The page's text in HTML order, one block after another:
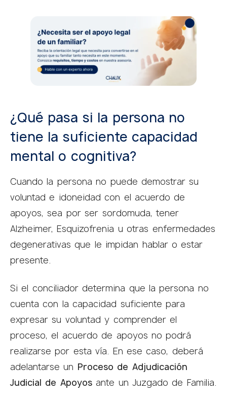
¿Qué pasa si la persona no
tiene la suficiente capacidad
mental o cognitiva?
Cuando la persona no puede demostrar su
voluntad e idoneidad con el acuerdo de
apoyos, sea por ser sordomuda, tener
Alzheimer, Esquizofrenia u otras enfermedades
degenerativas que le impidan hablar o estar
presente.
Si el conciliador determina que la persona no
cuenta con la capacidad suficiente para
expresar su voluntad y comprender el
proceso, el acuerdo de apoyos no podrá
realizarse por esta vía. En ese caso, deberá
adelantarse un Proceso de Adjudicación
Judicial de Apoyosante un Juzgado de Familia.